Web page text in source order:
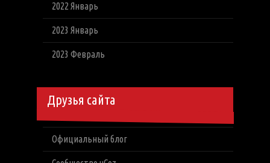
2022 Январь
2023 Январь
2023 Февраль
Друзья сайта
Официальный блог